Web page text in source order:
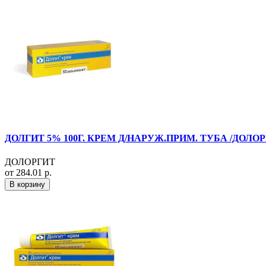
ДОЛГИТ 5% 100Г. КРЕМ Д/НАРУЖ.ПРИМ. ТУБА /
ДОЛОРГИТ
от 284.01 р.
В корзину